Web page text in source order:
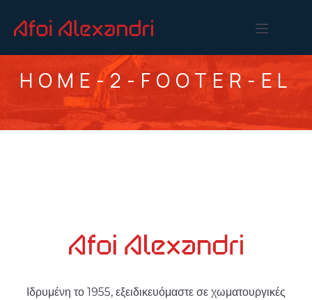
HOME-2-FOOTER-EL
Ιδρυμένη το 1955, εξειδικευόμαστε σε χωματουργικές